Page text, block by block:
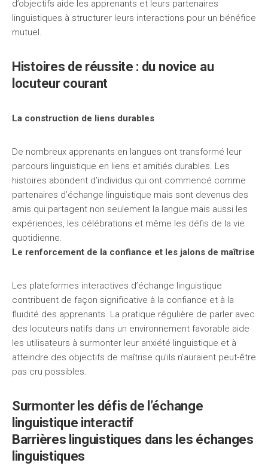
d’objectifs aide les apprenants et leurs partenaires
linguistiques à structurer leurs interactions pour un bénéfice
mutuel.
Histoires de réussite : du novice au
locuteur courant
La construction de liens durables
De nombreux apprenants en langues ont transformé leur
parcours linguistique en liens et amitiés durables. Les
histoires abondent d’individus qui ont commencé comme
partenaires d’échange linguistique mais sont devenus des
amis qui partagent non seulement la langue mais aussi les
expériences, les célébrations et même les défis de la vie
quotidienne.
Le renforcement de la confiance et les jalons de maîtrise
Les plateformes interactives d’échange linguistique
contribuent de façon significative à la confiance et à la
fluidité des apprenants. La pratique régulière de parler avec
des locuteurs natifs dans un environnement favorable aide
les utilisateurs à surmonter leur anxiété linguistique et à
atteindre des objectifs de maîtrise qu’ils n’auraient peut-être
pas cru possibles.
Surmonter les défis de l’échange
linguistique interactif
Barrières linguistiques dans les échanges
linguistiques